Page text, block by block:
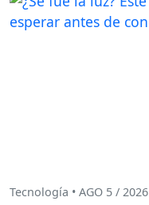
Tecnología • AGO 5 / 2026